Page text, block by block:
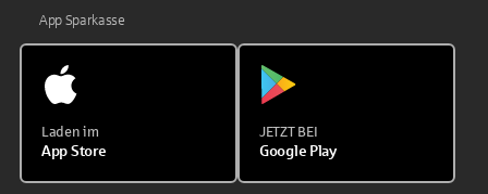
App Sparkasse
Laden im
App Store
JETZT BEI
Google Play